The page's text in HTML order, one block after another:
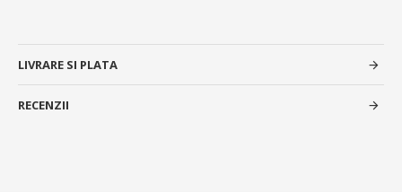
LIVRARE SI PLATA
RECENZII